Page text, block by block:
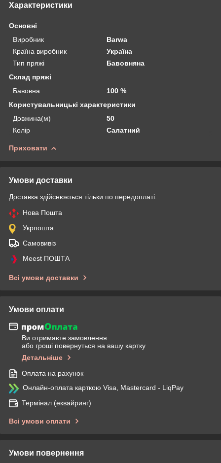
Характеристики
Основні
Виробник
Barwa
Країна виробник
Україна
Тип пряжі
Бавовняна
Склад пряжі
Бавовна
100 %
Користувальницькі характеристики
Довжина(м)
50
Колір
Салатний
Приховати
Умови доставки
Доставка здійснюється тільки по передоплаті.
Нова Пошта
Укрпошта
Самовивіз
Meest ПОШТА
Всі умови доставки
Умови оплати
Ви отримаєте замовлення
або гроші повернуться на вашу картку
Детальніше
Оплата на рахунок
Онлайн-оплата карткою Visa, Mastercard - LiqPay
Термінал (еквайринг)
Всі умови оплати
Умови повернення